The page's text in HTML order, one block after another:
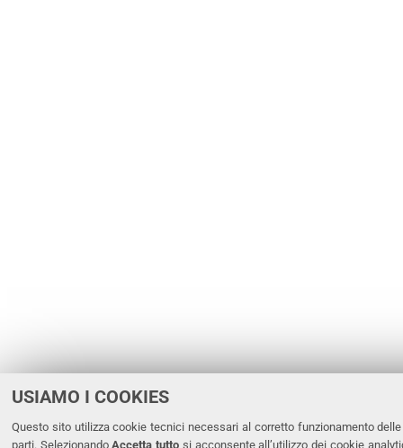
USIAMO I COOKIES
Questo sito utilizza cookie tecnici necessari al corretto funzionamento
parti. SelezionandoAccetta tutto si acconsente all’utilizzo dei cookie